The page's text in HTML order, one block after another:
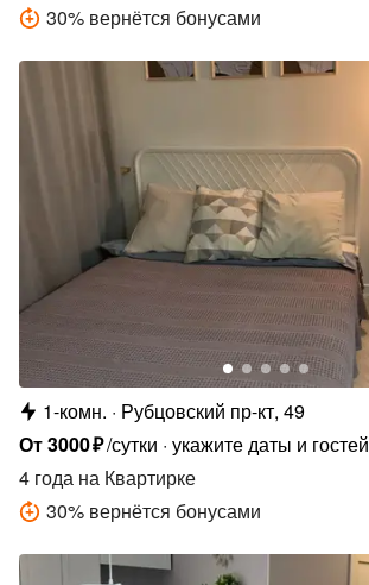
30% вернётся бонусами
1-комн.
Рубцовский пр-кт, 49
От3000₽/сутки укажите даты и гостей
4 года на Квартирке
30% вернётся бонусами